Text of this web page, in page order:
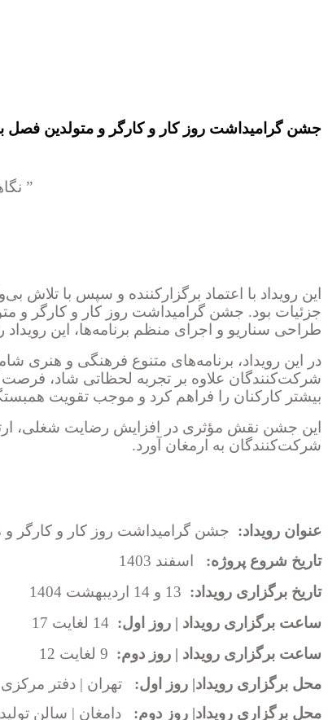
جشن گرامیداشت روز کار و کارگر و متولدین فصل
”
این رویداد با اعتماد برگزارکننده و سپس با
جزئیات بود. جشن گرامیداشت روز کار و کارگر و
طراحی سناریو و اجرای منظم برنامه‌ها، این
در این رویداد، برنامه‌های متنوع فرهنگی و هنری
شرکت‌کنندگان علاوه بر تجربه لحظاتی شاد،
بیشتر کارکنان را فراهم کرد و موجب تقویت
این جشن نقش مؤثری در افزایش رضایت شغلی،
شرکت‌کنندگان به ارمغان آورد.
عنوان رویداد: جشن گرامیداشت روز کار و کارگر و
تاریخ شروع پروژه:
اسفند 1403
تاریخ برگزاری رویداد:
ساعت برگزاری رویداد | روز اول: 14 لغایت 17
ساعت برگزاری رویداد | روز دوم: 9 لغایت 12
محل برگزاری رویداد| روز اول:
تهران | دفتر
محل برگزاری رویداد| روز دوم:
دامغان | سالن